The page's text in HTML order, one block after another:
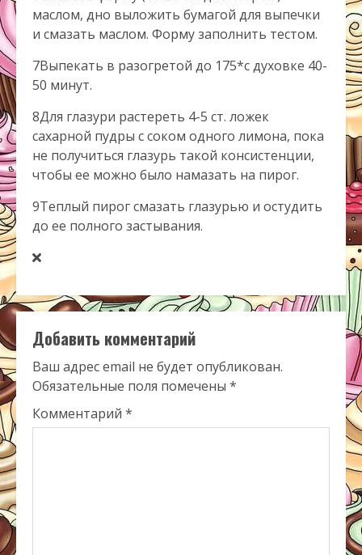
маслом, дно выложить бумагой для выпечки
и смазать маслом. Форму заполнить тестом.
7Выпекать в разогретой до 175*с духовке 40-
50 минут.
8Для глазури растереть 4-5 ст. ложек
сахарной пудры с соком одного лимона, пока
не получиться глазурь такой консистенции,
чтобы ее можно было намазать на пирог.
9Теплый пирог смазать глазурью и остудить
до ее полного застывания.
Добавить комментарий
Ваш адрес email не будет опубликован.
Обязательные поля помечены *
Комментарий *